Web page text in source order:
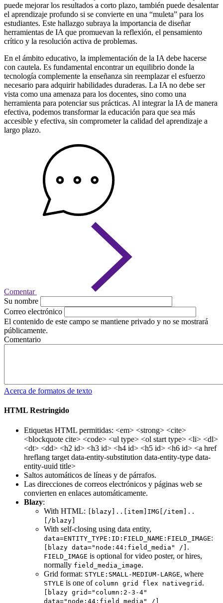
puede mejorar los resultados a corto plazo, también puede desalentar
el aprendizaje profundo si se convierte en una “muleta” para los
estudiantes. Este hallazgo subraya la importancia de diseñar
herramientas de IA que promuevan la reflexión, el pensamiento
crítico y la resolución activa de problemas.
En el ámbito educativo, la implementación de la IA debe hacerse
con cautela. Es fundamental encontrar un equilibrio donde la
tecnología complemente la enseñanza sin reemplazar el esfuerzo
necesario para adquirir habilidades duraderas. La IA no debe ser
vista como una amenaza para los docentes, sino como una
herramienta para potenciar sus prácticas. Al integrar la IA de manera
efectiva, podemos transformar la educación para que sea más
accesible y efectiva, sin comprometer la calidad del aprendizaje a
largo plazo.
Comentar
Su nombre
Correo electrónico
El contenido de este campo se mantiene privado y no se mostrará
públicamente.
Comentario
Acerca de formatos de texto
HTML Restringido
Etiquetas HTML permitidas: <em> <strong> <cite>
<blockquote cite> <code> <ul type> <ol start type> <li> <dl>
<dt> <dd> <h2 id> <h3 id> <h4 id> <h5 id> <h6 id> <a href
hreflang target data-entity-substitution data-entity-type data-
entity-uuid title>
Saltos automáticos de líneas y de párrafos.
Las direcciones de correos electrónicos y páginas web se
convierten en enlaces automáticamente.
Blazy:
With HTML: [blazy]..[item]IMG[/item]..
[/blazy]
With self-closing using data entity,
data=ENTITY_TYPE:ID:FIELD_NAME:FIELD_IMAGE:
[blazy data="node:44:field_media" /] .
FIELD_IMAGE is optional for video poster, or hires,
normally field_media_image.
Grid format: STYLE:SMALL-MEDIUM-LARGE, where
STYLE is one of column grid flex nativegrid .
[blazy grid="column:2-3-4"
data="node:44:field_media" /]